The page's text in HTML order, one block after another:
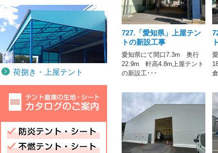
727.「愛知県」上屋テン
トの新設工事
愛知県にて間口7.3m 奥行
22.9m 軒高4.8m上屋テント
の新設工･･･
荷捌き・上屋テント